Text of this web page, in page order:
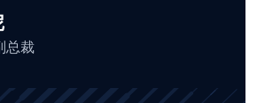
总裁